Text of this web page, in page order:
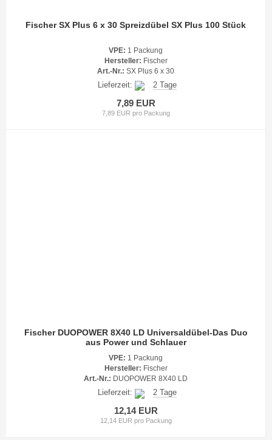
Fischer SX Plus 6 x 30 Spreizdübel SX Plus 100 Stück
VPE: 1 Packung
Hersteller: Fischer
Art.-Nr.: SX Plus 6 x 30
Lieferzeit: 2 Tage
7,89 EUR
7,89 EUR pro Packung
Fischer DUOPOWER 8X40 LD Universaldübel-Das Duo
aus Power und Schlauer
VPE: 1 Packung
Hersteller: Fischer
Art.-Nr.: DUOPOWER 8X40 LD
Lieferzeit: 2 Tage
12,14 EUR
12,14 EUR pro Packung